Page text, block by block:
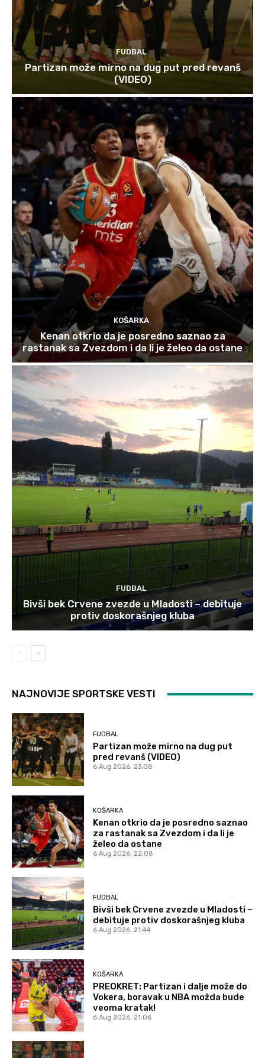
FUDBAL
Partizan može mirno na dug put pred revanš
(VIDEO)
KOŠARKA
Kenan otkrio da je posredno saznao za
rastanak sa Zvezdom i da li je želeo da ostane
FUDBAL
Bivši bek Crvene zvezde u Mladosti – debituje
protiv doskorašnjeg kluba
NAJNOVIJE SPORTSKE VESTI
FUDBAL
Partizan može mirno na dug put
pred revanš (VIDEO)
6 Aug 2026. 23:08
KOŠARKA
Kenan otkrio da je posredno saznao
za rastanak sa Zvezdom i da li je
želeo da ostane
6 Aug 2026. 22:08
FUDBAL
Bivši bek Crvene zvezde u Mladosti –
debituje protiv doskorašnjeg kluba
6 Aug 2026. 21:44
KOŠARKA
PREOKRET: Partizan i dalje može do
Vokera, boravak u NBA možda bude
veoma kratak!
6 Aug 2026. 21:06